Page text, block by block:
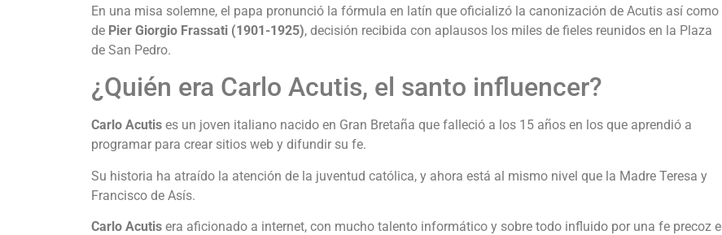
En una misa solemne, el papa pronunció la fórmula en latín que oficializó la canonización de Acutis así como
de Pier Giorgio Frassati (1901-1925), decisión recibida con aplausos los miles de fieles reunidos en la Plaza
de San Pedro.
‎‎¿Quién era Carlo Acutis, el santo influencer?‎
Carlo Acutis es un joven italiano nacido en Gran Bretaña que falleció a los 15 años en los que aprendió a
programar para crear sitios web y difundir su fe.‎‎
Su historia ha atraído la atención de la juventud católica, y ahora está al mismo nivel que la Madre Teresa y
Francisco de Asís.
‎‎Carlo Acutis era aficionado a internet, con mucho talento informático y sobre todo influido por una fe precoz e